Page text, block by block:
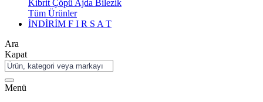
Kibrit Çöpü Ajda Bilezik
Tüm Ürünler
İNDİRİM F I R S A T
Ara
Kapat
Menü